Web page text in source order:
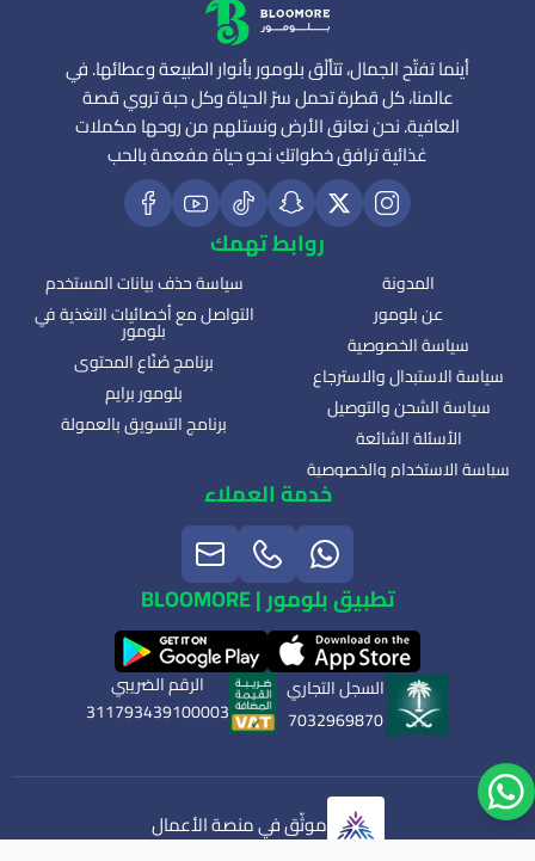
أينما تفتّح الجمال، تتألّق بلومور بأنوار الطبيعة وعطائها. في
عالمنا، كل قطرة تحمل سرّ الحياة وكل حبة تروي قصة
العافية. نحن نعانق الأرض ونستلهم من روحها مكملات
غذائية ترافق خطواتكِ نحو حياة مفعمة بالحب
روابط تهمك
المدونة
عن بلومور
سياسة الخصوصية
سياسة الاستبدال والاسترجاع
سياسة الشحن والتوصيل
الأسئلة الشائعة
سياسة الاستخدام والخصوصية
سياسة حذف بيانات المستخدم
التواصل مع أخصائيات التغذية في
بلومور
برنامج صُنّاع المحتوى
بلومور برايم
برنامج التسويق بالعمولة
خدمة العملاء
تطبيق بلومور | BLOOMORE
السجل التجاري
7032969870
الرقم الضريبي
311793439100003
موثّق في منصة الأعمال